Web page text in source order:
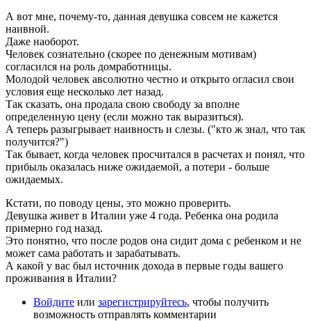
А вот мне, почему-то, данная девушка совсем не кажется
наивной.
Даже наоборот.
Человек сознательно (скорее по денежным мотивам)
согласился на роль домработницы.
Молодой человек авсолютно честно и открыто огласил свои
условия еще несколько лет назад.
Так сказать, она продала свою свободу за вполне
определенную цену (если можно так выразиться).
А теперь разыгрывает наивность и слезы. ("кто ж знал, что так
получится?")
Так бывает, когда человек просчитался в расчетах и понял, что
прибыль оказалась ниже ожидаемой, а потери - больше
ожидаемых.
Кстати, по поводу цены, это можно проверить.
Девушка живет в Италии уже 4 года. Ребенка она родила
примерно год назад.
Это понятно, что после родов она сидит дома с ребенком и не
может сама работать и зарабатывать.
А какой у вас был источник дохода в первые годы вашего
проживания в Италии?
Войдите или зарегистрируйтесь, чтобы получить
возможность отправлять комментарии